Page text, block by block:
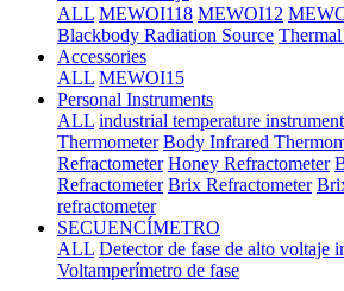
ALL MEWOI118 MEWOI12
Blackbody Radiation Source
Accessories
ALL MEWOI15
Personal Instruments
ALL industrial temperature
Thermometer Body Infrared
Refractometer Honey Refractometer
Refractometer Brix Refractometer
refractometer
SECUENCÍMETRO
ALL Detector de fase de alto voltaje
Voltamperímetro de fase